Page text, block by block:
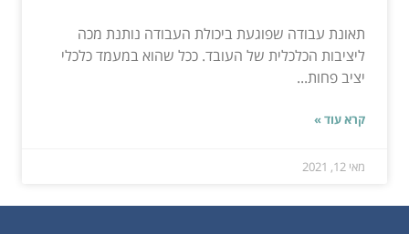
תאונת עבודה שפוגעת ביכולת העבודה נותנת מכה
ליציבות הכלכלית של העובד. ככל שהוא במעמד כלכלי
יציב פחות...
קרא עוד »
מאי 12, 2021